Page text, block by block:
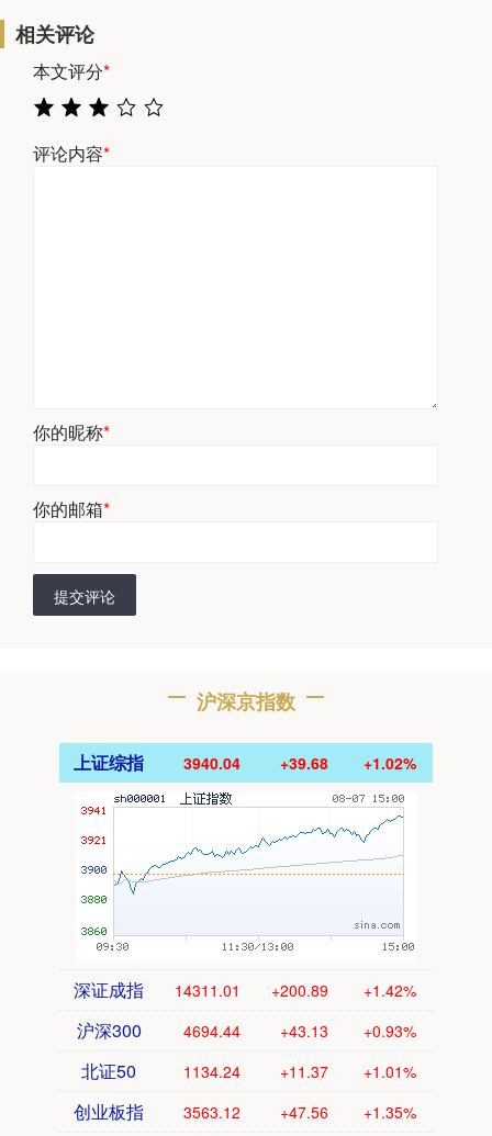
相关评论
本文评分*
评论内容*
你的昵称*
你的邮箱*
提交评论
沪深京指数
上证综指 3940.04 +39.68 +1.02%
深证成指 14311.01 +200.89 +1.42%
沪深300 4694.44 +43.13 +0.93%
北证50 1134.24 +11.37 +1.01%
创业板指 3563.12 +47.56 +1.35%